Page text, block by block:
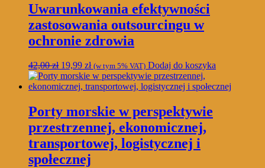
Uwarunkowania efektywności
zastosowania outsourcingu w
ochronie zdrowia
42,00zł Pierwotna
cena
wynosiła:
19,99 złAktualna
cena
wynosi:
(w tym 5% VAT) Dodaj do koszyka
Porty morskie w perspektywie
przestrzennej, ekonomicznej,
transportowej, logistycznej i
społecznej